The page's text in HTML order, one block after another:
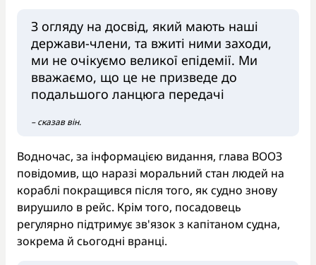
З огляду на досвід, який мають наші
держави-члени, та вжиті ними заходи,
ми не очікуємо великої епідемії. Ми
вважаємо, що це не призведе до
подальшого ланцюга передачі
– сказав він.
Водночас, за інформацією видання, глава ВООЗ
повідомив, що наразі моральний стан людей на
кораблі покращився після того, як судно знову
вирушило в рейс. Крім того, посадовець
регулярно підтримує зв'язок з капітаном судна,
зокрема й сьогодні вранці.